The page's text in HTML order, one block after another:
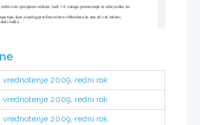
ne vpisujemo ničesar, tudi v 4. nalogo poznavanja in rabe jezika ne.
tipa, kjer je poleg pravilne rešitve obkrožena še ena ali več rešitev,
dobi točke.
ker ni jasno,
čencev oz. u
vrednotenje 2009, redni rok
vrednotenje 2009, redni rok
vrednotenje 2009, redni rok